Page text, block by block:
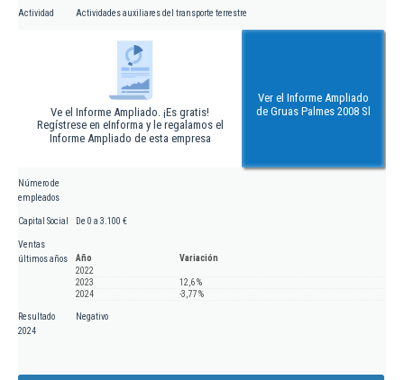
Actividad Actividades auxiliares del transporte terrestre
Ve el Informe Ampliado. ¡Es gratis!
Regístrese en eInforma y le regalamos el
Informe Ampliado de esta empresa
Ver el Informe Ampliado
de Gruas Palmes 2008 Sl
Número de
empleados
Capital Social De 0 a 3.100 €
Ventas
últimos años
Año
Variación
2022
2023
12,6 %
2024
-3,77 %
Resultado
2024
Negativo